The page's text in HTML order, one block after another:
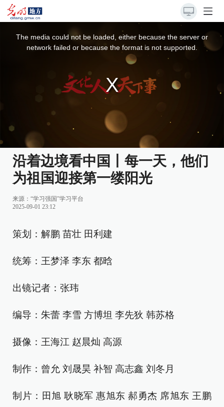
The media could not be loaded, either because the server or
network failed or because the format is not supported.
沿着边境看中国丨每一天，他们
为祖国迎接第一缕阳光
来源： “学习强国”学习平台
2025-09-01 23:12
策划：解鹏 苗壮 田利建
统筹：王梦泽 李东 都晗
出镜记者：张玮
编导：朱蕾 李雪 方博坦 李先狄 韩苏格
摄像：王海江 赵晨灿 高源
制作：曾允 刘晟昊 补智 高志鑫 刘冬月
制片：田旭 耿晓军 惠旭东 郝勇杰 席旭东 王鹏